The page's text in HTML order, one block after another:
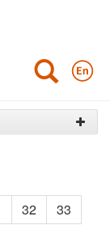
32
33